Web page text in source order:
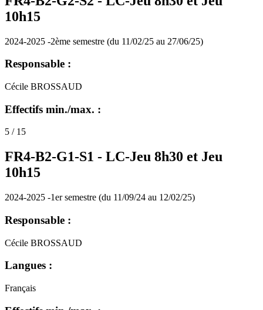
10h15
2024-2025 -2ème semestre (du 11/02/25 au 27/06/25)
Responsable :
Cécile BROSSAUD
Effectifs min./max. :
5 / 15
FR4-B2-G1-S1 - LC-Jeu 8h30 et Jeu
10h15
2024-2025 -1er semestre (du 11/09/24 au 12/02/25)
Responsable :
Cécile BROSSAUD
Langues :
Français